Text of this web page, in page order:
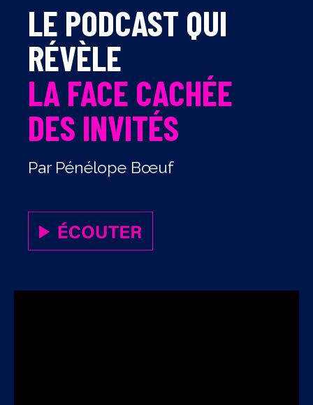
LE PODCAST QUI
RÉVÈLE
LA FACE CACHÉE
DES INVITÉS
Par Pénélope Bœuf